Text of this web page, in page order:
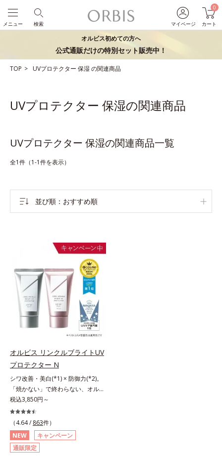
マイページ
0
カート
検索
メニュー
オルビス初めての方へ
公式通販だけの特別セット販売中！
TOP UVプロテクター 保湿の関連商品
UVプロテクター 保湿の関連商品
UVプロテクター 保湿の関連商品一覧
全1件（1-1件を表示）
並び順 おすすめ順
オルビス リンクルブライトUV
プロテクター N
シワ改善・美白(*1) × 防御力(*2)。
「焼かない」で終わらない、オルビ
ス最高峰(*3)日焼け止め。シワ改
善・美白(*1) × 防御力(*2)「焼かな
い」で終わらないオルビス最高峰
(*3)顔用日焼け止めです。ポーラ化
成の独自研究による、紫外線に反応
して強固な膜を形成する技術「瞬間
税込3,850円～
（4.64 / 863件）
NEW
キャンペーン
通販限定